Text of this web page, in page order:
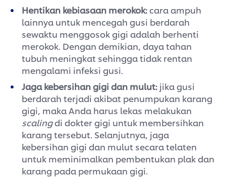
Hentikan kebiasaan merokok: cara ampuh
lainnya untuk mencegah gusi berdarah
sewaktu menggosok gigi adalah berhenti
merokok. Dengan demikian, daya tahan
tubuh meningkat sehingga tidak rentan
mengalami infeksi gusi.
Jaga kebersihan gigi dan mulut: jika gusi
berdarah terjadi akibat penumpukan karang
gigi, maka Anda harus lekas melakukan
scalingdi dokter gigi untuk membersihkan
karang tersebut. Selanjutnya, jaga
kebersihan gigi dan mulut secara telaten
untuk meminimalkan pembentukan plak dan
karang pada permukaan gigi.